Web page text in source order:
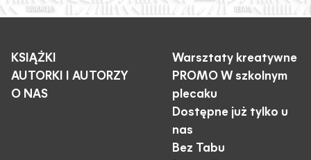
KSIĄŻKI
AUTORKI I AUTORZY
O NAS
Warsztaty kreatywne
PROMO W szkolnym
plecaku
Dostępne już tylko u
nas
Bez Tabu